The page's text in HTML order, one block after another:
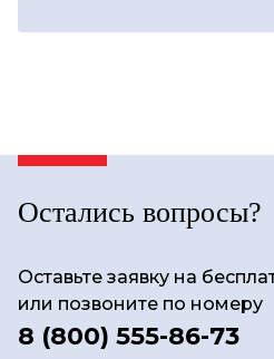
Остались вопросы?
Оставьте заявку на
или позвоните по номеру
8 (800) 555-86-73